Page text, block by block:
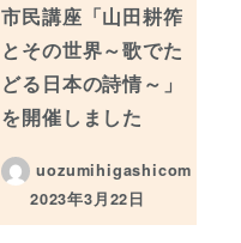
市民講座「山田耕筰
とその世界～歌でた
どる日本の詩情～」
を開催しました
uozumihigashicom
投稿日
2023年3月22日